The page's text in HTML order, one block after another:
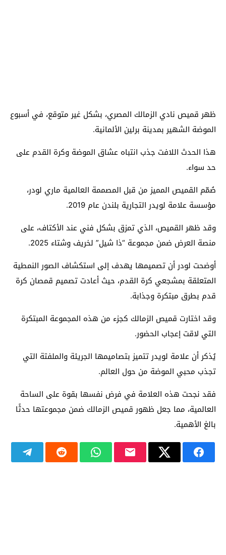
ظهر قميص نادي الزمالك المصري، بشكل غير متوقع، في أسبوع
الموضة الشهير بمدينة برلين الألمانية.
هذا الحدث اللافت جذب انتباه عشاق الموضة وكرة القدم على
حد سواء.
صُمّم القميص المميز من قبل المصممة العالمية ماري لودر،
مؤسسة علامة لويدر التجارية بلندن عام 2019.
وقد ظهر القميص، الذي تمزق بشكل فني عند الأكتاف، على
منصة العرض ضمن مجموعة “ذا شيل” لخريف وشتاء 2025.
أوضحت لودر أن تصميمها يهدف إلى استكشاف الصور النمطية
المتعلقة بمشجعي كرة القدم، حيث أعادت تصميم قمصان كرة
قدم بطرق مبتكرة وجذابة.
وقد اختارت قميص الزمالك كجزء من هذه المجموعة المبتكرة
التي لاقت إعجاب الحضور.
يُذكر أن علامة لويدر تتميز بتصاميمها الجريئة والملفتة التي
تجذب محبي الموضة من حول العالم.
فقد نجحت هذه العلامة في فرض نفسها بقوة على الساحة
العالمية، مما جعل ظهور قميص الزمالك ضمن مجموعتها حدثًا
بالغ الأهمية.